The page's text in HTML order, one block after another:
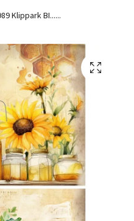
Klippark BI......